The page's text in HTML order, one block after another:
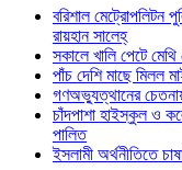
বরিশাল মেট্রোপলিটন
রায়হান সালেহ্
সকালে খালি পেটে
পাঁচ দেশি মাছে মিলল
গণঅভ্যুত্থানের
চাঁদপাশা হাইস্কুল ও
পালিত
ইসলামী অর্থনীতিতে